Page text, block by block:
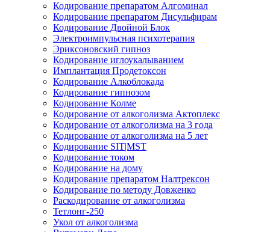
Кодирование препаратом Алгоминал
Кодирование препаратом Дисульфирам
Кодирование Двойной Блок
Электроимпульсная психотерапия
Эриксоновский гипноз
Кодирование иглоукалыванием
Имплантация Продетоксон
Кодирование Алкоблокада
Кодирование гипнозом
Кодирование Колме
Кодирование от алкоголизма Актоплекс
Кодирование от алкоголизма на 3 года
Кодирование от алкоголизма на 5 лет
Кодирование SIT|MST
Кодирование током
Кодирование на дому
Кодирование препаратом Налтрексон
Кодирование по методу Довженко
Раскодирование от алкоголизма
Тетлонг-250
Укол от алкоголизма